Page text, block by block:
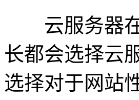
云服务器在
长都会选择云
选择对于网站